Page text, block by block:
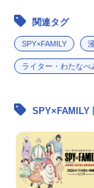
関連タグ
SPY×FAMILY
ライター・わたなべ
SPY×FAMILY